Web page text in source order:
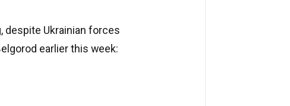
despite Ukrainian forces
earlier this week: